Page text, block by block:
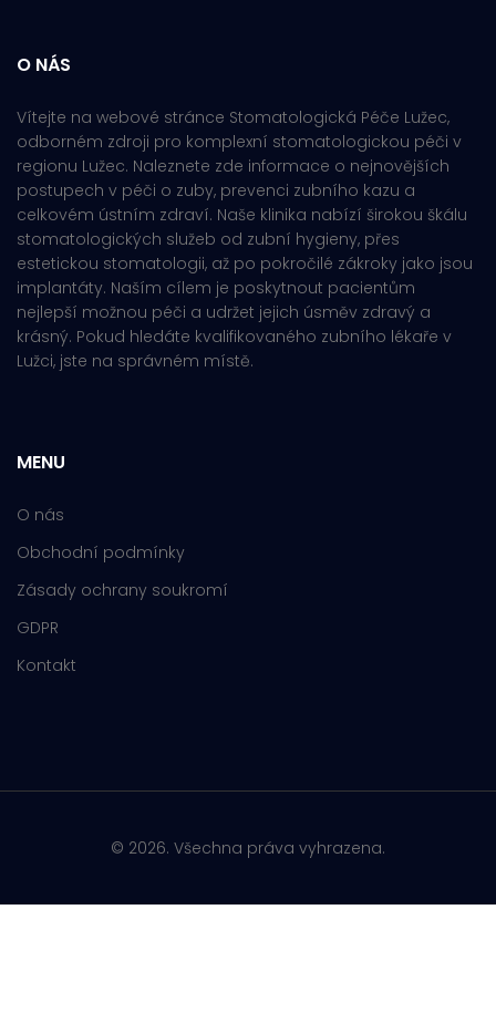
O NÁS
Vítejte na webové stránce Stomatologická Péče Lužec,
odborném zdroji pro komplexní stomatologickou péči v
regionu Lužec. Naleznete zde informace o nejnovějších
postupech v péči o zuby, prevenci zubního kazu a
celkovém ústním zdraví. Naše klinika nabízí širokou škálu
stomatologických služeb od zubní hygieny, přes
estetickou stomatologii, až po pokročilé zákroky jako jsou
implantáty. Naším cílem je poskytnout pacientům
nejlepší možnou péči a udržet jejich úsměv zdravý a
krásný. Pokud hledáte kvalifikovaného zubního lékaře v
Lužci, jste na správném místě.
MENU
O nás
Obchodní podmínky
Zásady ochrany soukromí
GDPR
Kontakt
© 2026. Všechna práva vyhrazena.